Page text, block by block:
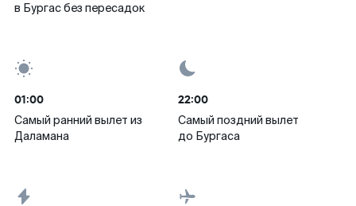
в Бургас без пересадок
01:00
Самый ранний вылет из
Даламана
22:00
Самый поздний вылет
до Бургаса